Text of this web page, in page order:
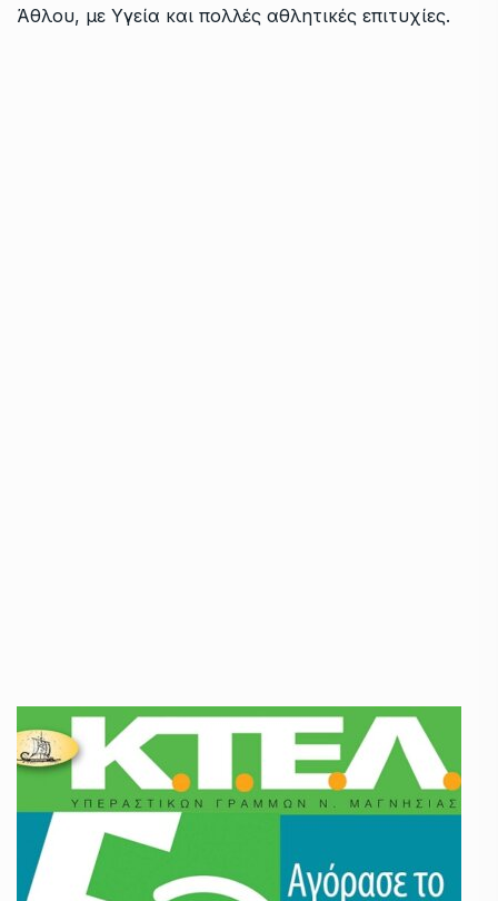
Άθλου, με Υγεία και πολλές αθλητικές επιτυχίες.